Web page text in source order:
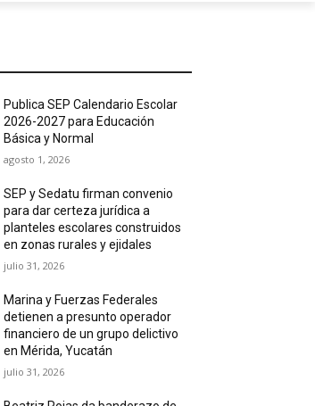
Publica SEP Calendario Escolar
2026-2027 para Educación
Básica y Normal
agosto 1, 2026
SEP y Sedatu firman convenio
para dar certeza jurídica a
planteles escolares construidos
en zonas rurales y ejidales
julio 31, 2026
Marina y Fuerzas Federales
detienen a presunto operador
financiero de un grupo delictivo
en Mérida, Yucatán
julio 31, 2026